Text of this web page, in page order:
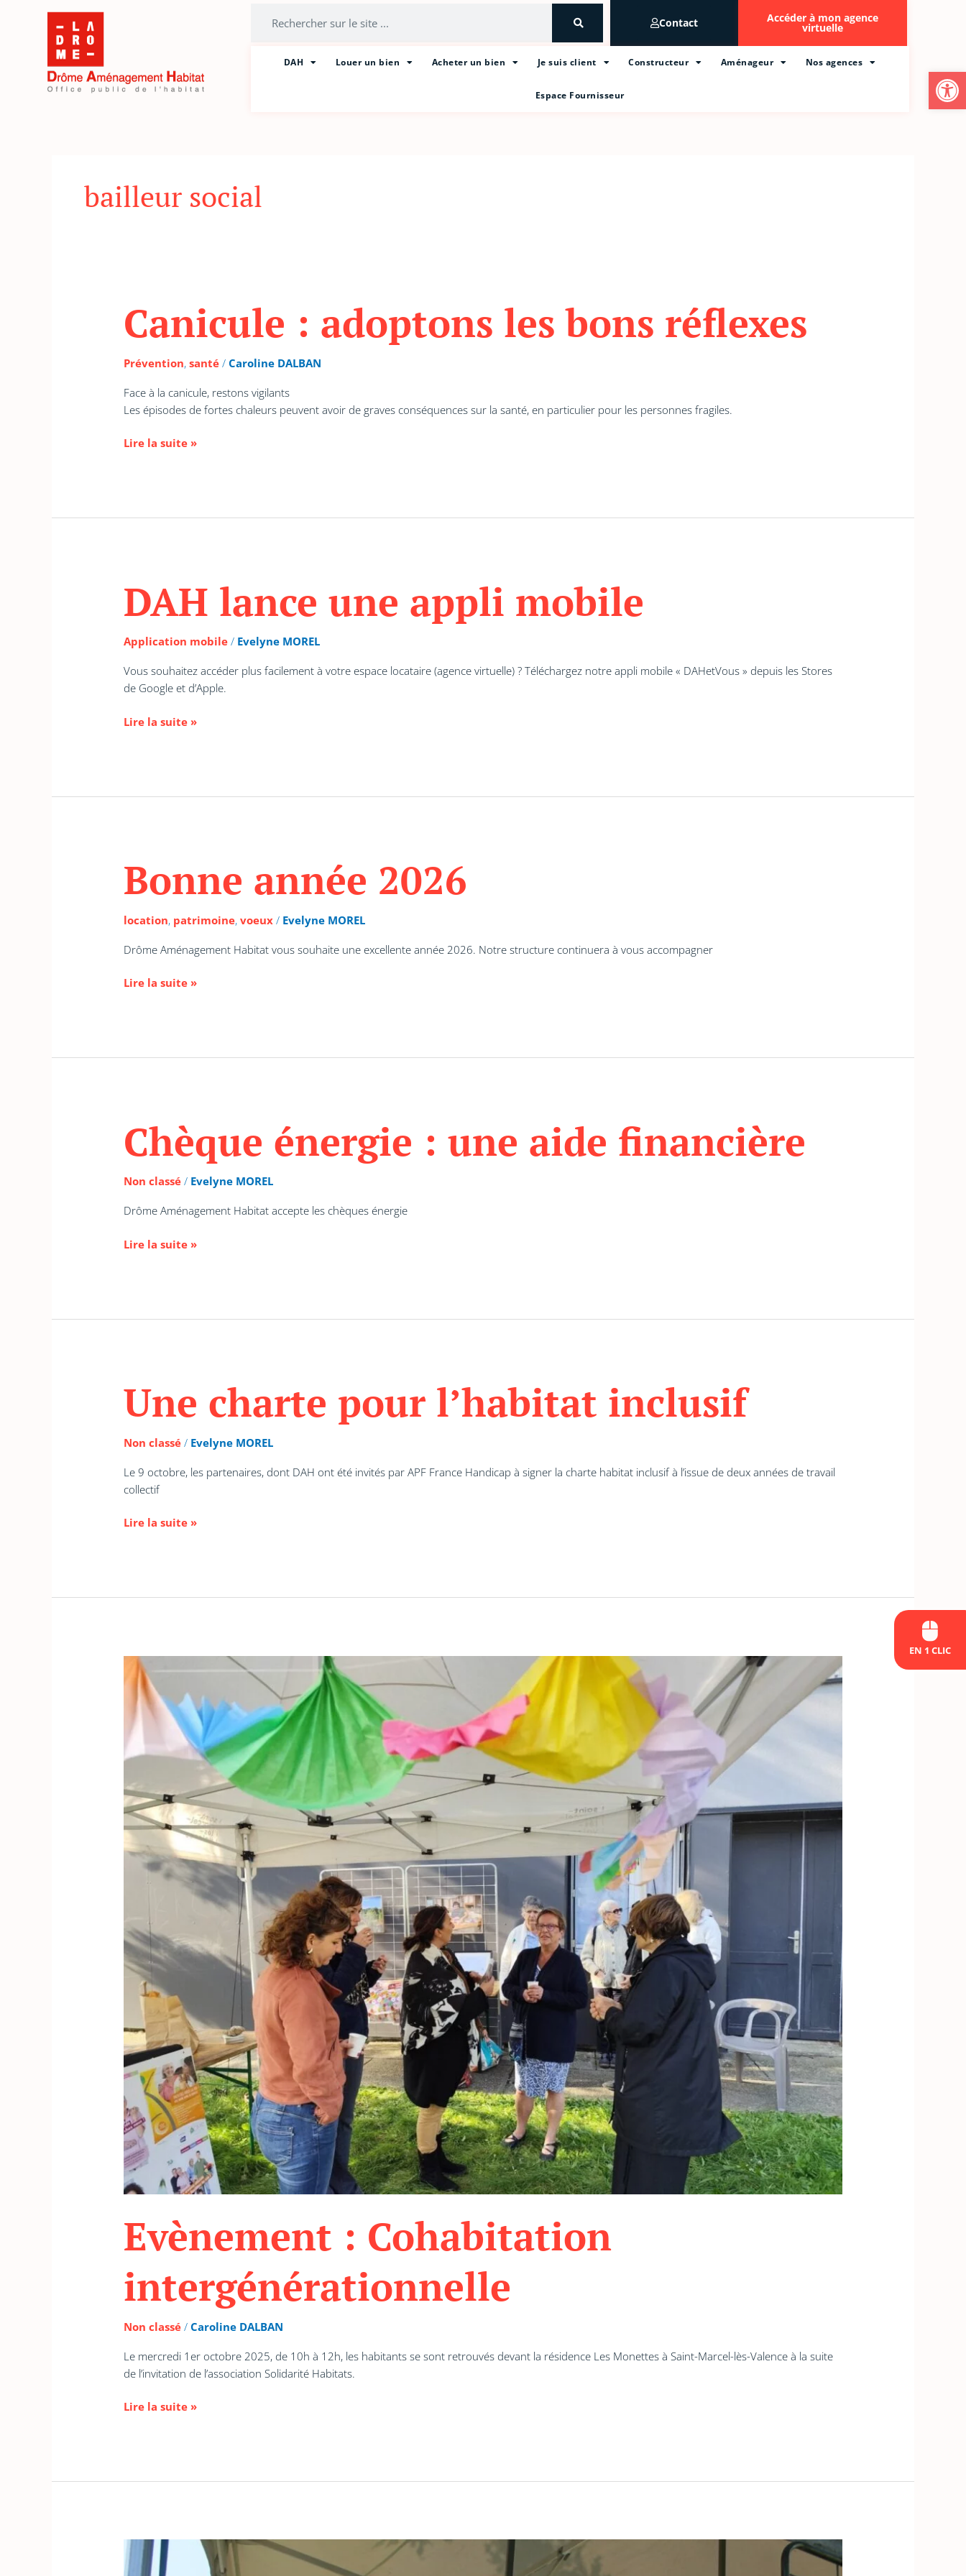
Ouvrir
Contact Accéder à mon agence
virtuelle
DAH Louer un bien Acheter un bien Je suis client Constructeur Aménageur Nos agences
Espace Fournisseur
EN 1 CLIC
bailleur social
Canicule : adoptons les bons réflexes
Prévention,santé /Caroline DALBAN
Face à la canicule, restons vigilants
Les épisodes de fortes chaleurs peuvent avoir de graves conséquences sur la santé, en particulier pour les personnes fragiles.
:
adoptons
les
réflexes
Lire la suite »
DAH lance une appli mobile
Application mobile / Evelyne MOREL
Vous souhaitez accéder plus facilement à votre espace locataire (agence virtuelle) ? Téléchargez notre appli mobile « DAHetVous » depuis les Stores
de Google et d’Apple.
lance
une
appli
mobile
Lire la suite »
Bonne année 2026
location, patrimoine,voeux / Evelyne MOREL
Drôme Aménagement Habitat vous souhaite une excellente année 2026. Notre structure continuera à vous accompagner
année
2026
Lire la suite »
Chèque énergie : une aide financière
Non classé / Evelyne MOREL
Drôme Aménagement Habitat accepte les chèques énergie
Chèque
énergie
une
financière
Lire la suite »
Une charte pour l’habitat inclusif
Non classé / Evelyne MOREL
Le 9 octobre, les partenaires, dont DAH ont été invités par APF France Handicap à signer la charte habitat inclusif à l’issue de deux années de travail
collectif
charte
pour
l’habitat
Lire la suite »
Evènement : Cohabitation
intergénérationnelle
Non classé /Caroline DALBAN
Le mercredi 1er octobre 2025, de 10h à 12h, les habitants se sont retrouvés devant la résidence Les Monettes à Saint-Marcel-lès-Valence à la suite
de l’invitation de l’association Solidarité Habitats.
Evènement
:
Cohabitation
intergénérationnelle
Lire la suite »
« Solidarité
et